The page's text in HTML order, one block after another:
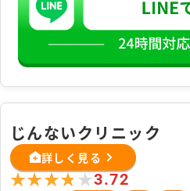
じんないクリニック
詳しく見る
★★★★★
★★★★★3.72